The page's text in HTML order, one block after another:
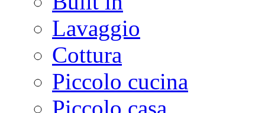
Lavaggio
Cottura
Piccolo cucina
Piccolo casa